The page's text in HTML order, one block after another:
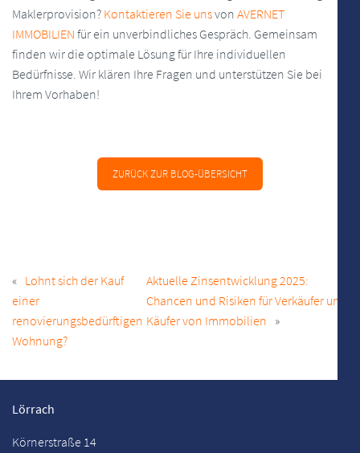
Maklerprovision? Kontaktieren Sie unsvon AVERNET
IMMOBILIEN für ein unverbindliches Gespräch. Gemeinsam
finden wir die optimale Lösung für Ihre individuellen
Bedürfnisse. Wir klären Ihre Fragen und unterstützen Sie bei
Ihrem Vorhaben!
ZURÜCK ZUR BLOG-ÜBERSICHT
BEITRAGSNAVIGATION
Lohnt sich der Kauf
einer
renovierungsbedürftigen
Wohnung?
Aktuelle Zinsentwicklung 2025:
Chancen und Risiken für Verkäufer und
Käufer von Immobilien
Lörrach
Körnerstraße 14